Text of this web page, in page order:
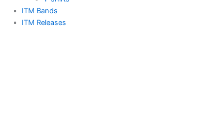
ITM Bands
ITM Releases